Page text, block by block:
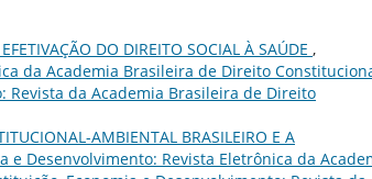
DO DIREITO SOCIAL À SAÚDE ,
da Academia Brasileira de Direito
Revista da Academia Brasileira de Direito
AMBIENTAL BRASILEIRO E A
e Desenvolvimento: Revista Eletrônica da